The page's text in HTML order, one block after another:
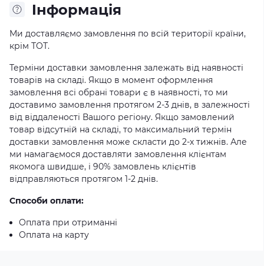
Iнформація
Ми доставляємо замовлення по всій території країни,
крім ТОТ.
Терміни доставки замовлення залежать від наявності
товарів на складі. Якщо в момент оформлення
замовлення всі обрані товари є в наявності, то ми
доставимо замовлення протягом 2-3 днів, в залежності
від віддаленості Вашого регіону. Якщо замовлений
товар відсутній на складі, то максимальний термін
доставки замовлення може скласти до 2-х тижнів. Але
ми намагаємося доставляти замовлення клієнтам
якомога швидше, і 90% замовлень клієнтів
відправляються протягом 1-2 днів.
Способи оплати:
Оплата при отриманні
Оплата на карту